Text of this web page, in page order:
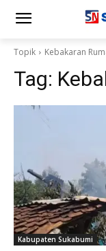
Topik Kebakaran
Tag:
Kabupaten Sukabumi